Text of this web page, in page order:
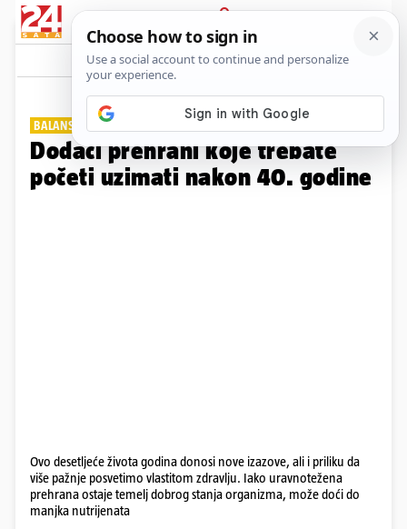
PRIJAVA
Galerija Komentari
BALANS ORGANIZMA
Dodaci prehrani koje trebate
početi uzimati nakon 40. godine
Ovo desetljeće života godina donosi nove izazove, ali i priliku da
više pažnje posvetimo vlastitom zdravlju. Iako uravnotežena
prehrana ostaje temelj dobrog stanja organizma, može doći do
manjka nutrijenata